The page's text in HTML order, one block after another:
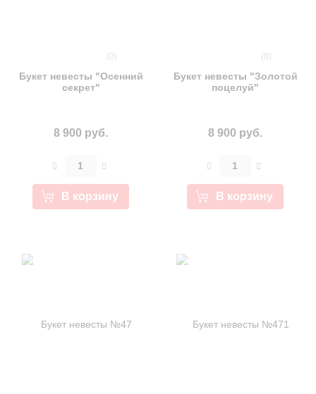
(0)
Букет невесты "Осенний
секрет"
8 900 руб.
В корзину
(0)
Букет невесты "Золотой
поцелуй"
8 900 руб.
В корзину